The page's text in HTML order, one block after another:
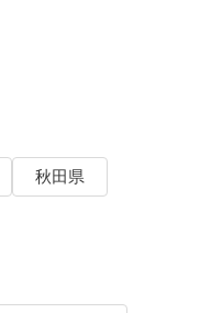
秋田県